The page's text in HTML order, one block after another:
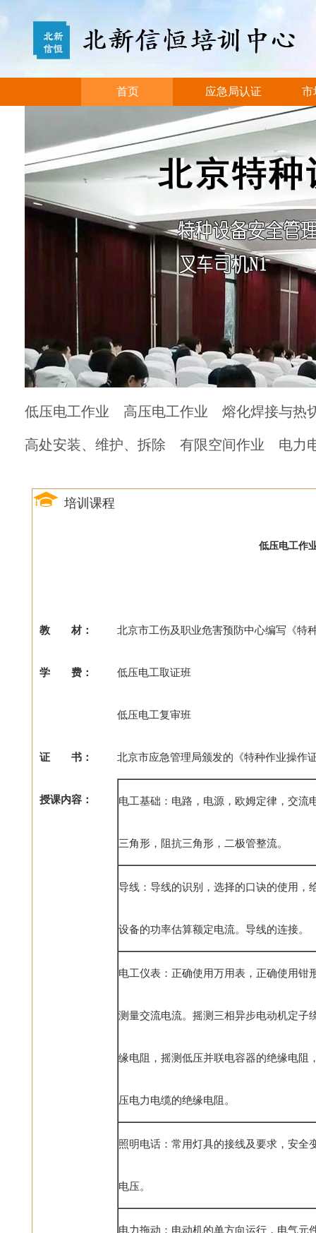
首页 应急局认证 市
低压电工作业 高压电工作业 熔化焊接与热
高处安装、维护、拆除 有限空间作业 电力
培训课程
低压电工作
教 材： 北京市工伤及职业危害预防中心编写《特
学 费： 低压电工取证班
低压电工复审班
证 书： 北京市应急管理局颁发的《特种作业操作
授课内容： 电工基础：电路，电源，欧姆定律，交流
三角形，阻抗三角形，二极管整流。
导线：导线的识别，选择的口诀的使用，
设备的功率估算额定电流。导线的连接。
电工仪表：正确使用万用表，正确使用钳
测量交流电流。摇测三相异步电动机定子
缘电阻，摇测低压并联电容器的绝缘电阻
压电力电缆的绝缘电阻。
照明电话：常用灯具的接线及要求，安全
电压。
电力拖动：电动机的单方向运行，电气元